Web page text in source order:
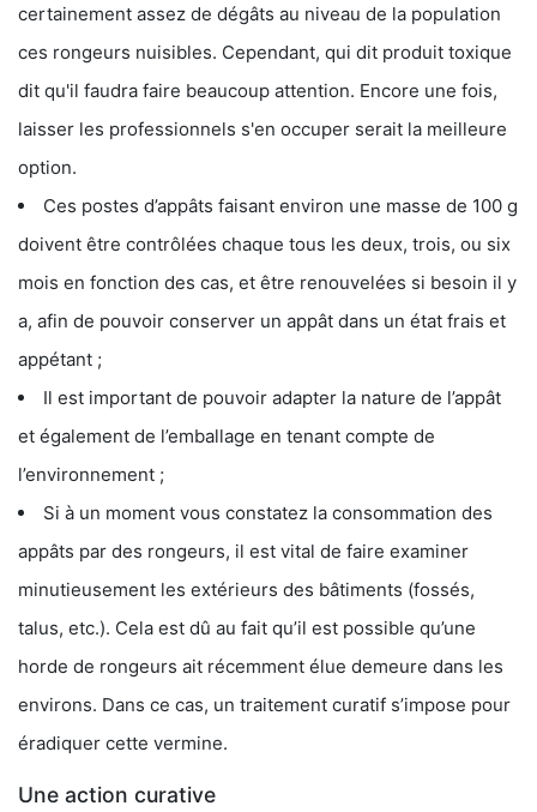
certainement assez de dégâts au niveau de la population
ces rongeurs nuisibles. Cependant, qui dit produit toxique
dit qu'il faudra faire beaucoup attention. Encore une fois,
laisser les professionnels s'en occuper serait la meilleure
option.
Ces postes d’appâts faisant environ une masse de 100 g
doivent être contrôlées chaque tous les deux, trois, ou six
mois en fonction des cas, et être renouvelées si besoin il y
a, afin de pouvoir conserver un appât dans un état frais et
appétant ;
Il est important de pouvoir adapter la nature de l’appât
et également de l’emballage en tenant compte de
l’environnement ;
Si à un moment vous constatez la consommation des
appâts par des rongeurs, il est vital de faire examiner
minutieusement les extérieurs des bâtiments (fossés,
talus, etc.). Cela est dû au fait qu’il est possible qu’une
horde de rongeurs ait récemment élue demeure dans les
environs. Dans ce cas, un traitement curatif s’impose pour
éradiquer cette vermine.
Une action curative